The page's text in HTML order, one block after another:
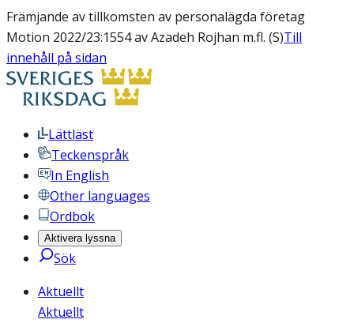
Främjande av tillkomsten av personalägda företag
Motion 2022/23:1554 av Azadeh Rojhan m.fl. (S)Till
innehåll på sidan
Lättläst
Teckenspråk
In English
Other languages
Ordbok
Aktivera lyssna
Sök
Aktuellt
Aktuellt